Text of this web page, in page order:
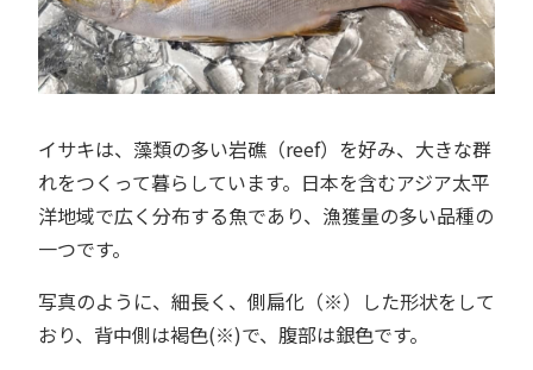
イサキは、藻類の多い岩礁（reef）を好み、大きな群
れをつくって暮らしています。日本を含むアジア太平
洋地域で広く分布する魚であり、漁獲量の多い品種の
一つです。
写真のように、細長く、側扁化（※）した形状をして
おり、背中側は褐色(※)で、腹部は銀色です。